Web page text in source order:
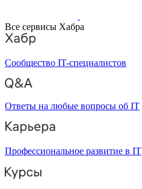
Все сервисы Хабра
Сообщество IT-специалистов
Ответы на любые вопросы об IT
Профессиональное развитие в IT